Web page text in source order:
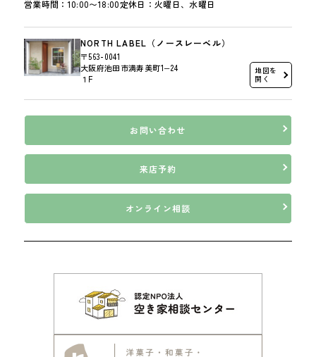
営業時間：10:00〜18:00定休日：火曜日、水曜日
NORTH LABEL（ノースレーベル）
〒563-0041
大阪府池田市満寿美町1−24
１F
地図を
開く
お問い合わせ
来店予約
オンライン相談